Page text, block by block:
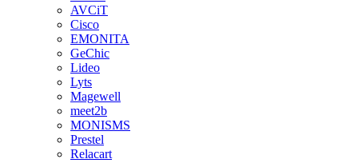
AVCiT
Cisco
EMONITA
GeChic
Lideo
Lyts
Magewell
meet2b
MONISMS
Prestel
Relacart